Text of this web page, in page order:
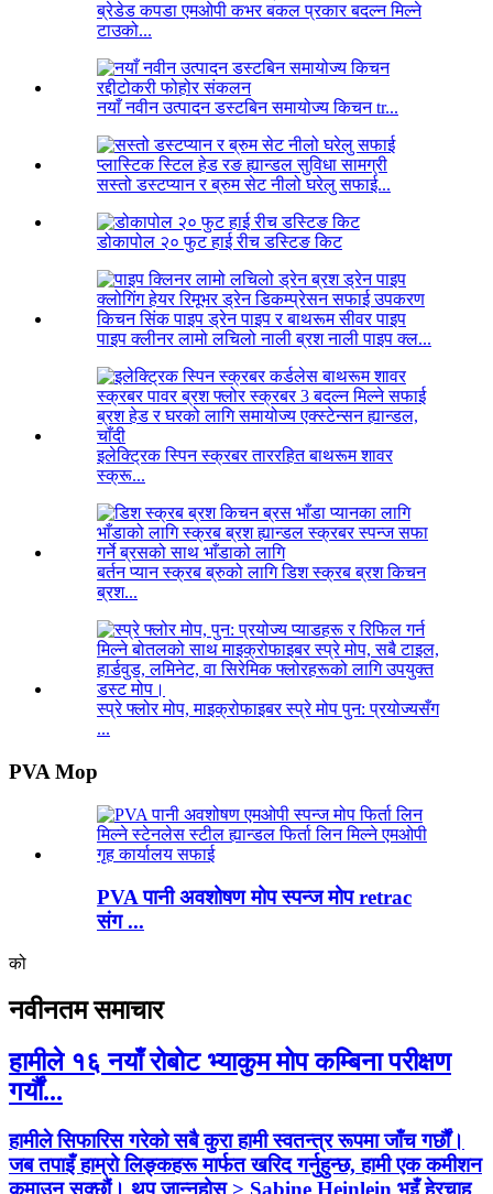
ब्रेडेड कपडा एमओपी कभर बकल प्रकार बदल्न मिल्ने
टाउको...
नयाँ नवीन उत्पादन डस्टबिन समायोज्य किचन tr...
सस्तो डस्टप्यान र ब्रुम सेट नीलो घरेलु सफाई...
डोकापोल २० फुट हाई रीच डस्टिङ किट
पाइप क्लीनर लामो लचिलो नाली ब्रश नाली पाइप क्ल...
इलेक्ट्रिक स्पिन स्क्रबर ताररहित बाथरूम शावर
स्क्रू...
बर्तन प्यान स्क्रब ब्रुको लागि डिश स्क्रब ब्रश किचन
ब्रश...
स्प्रे फ्लोर मोप, माइक्रोफाइबर स्प्रे मोप पुन: प्रयोज्यसँग
...
PVA Mop
PVA पानी अवशोषण मोप स्पन्ज मोप retrac
संग ...
को
नवीनतम समाचार
हामीले १६ नयाँ रोबोट भ्याकुम मोप कम्बिना परीक्षण
गर्यौं...
हामीले सिफारिस गरेको सबै कुरा हामी स्वतन्त्र रूपमा जाँच गर्छौं।
जब तपाइँ हाम्रो लिङ्कहरू मार्फत खरिद गर्नुहुन्छ, हामी एक कमीशन
कमाउन सक्छौं। थप जान्नुहोस् > Sabine Heinlein भुइँ हेरचाह